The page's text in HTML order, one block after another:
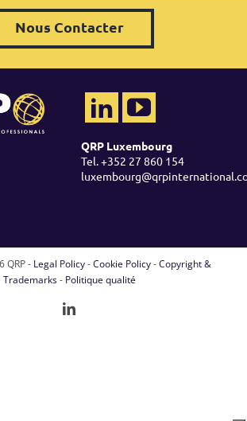
Nous Contacter
QRP Luxembourg
Tel. +352 27 860 154
QRP - Legal Policy-Cookie Policy-Copyright &
Trademarks- Politique qualité
LinkedIn